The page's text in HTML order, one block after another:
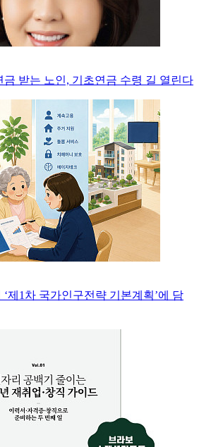
금 받는 노인, 기초연금 수령 길 열린다
‘제1차 국가인구전략 기본계획’에 담